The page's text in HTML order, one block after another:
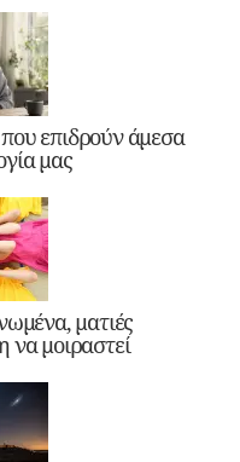
επιδρούν άμεσα
μας
ματιές
να μοιραστεί